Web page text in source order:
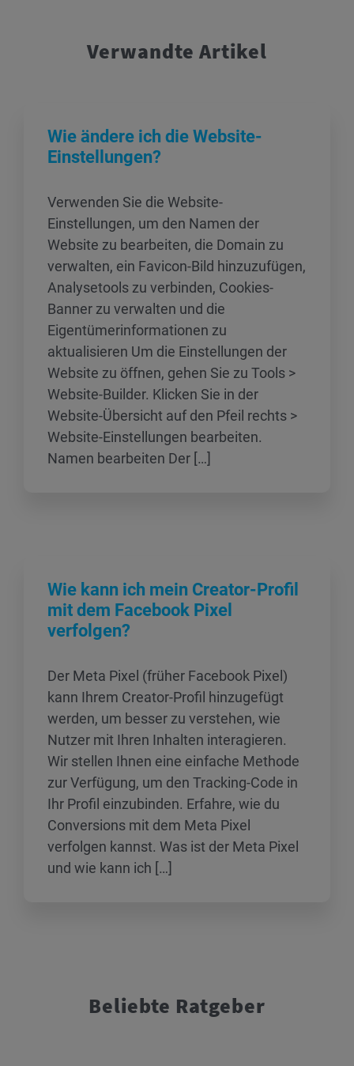
Verwandte Artikel
Wie ändere ich die Website-
Einstellungen?
Verwenden Sie die Website-
Einstellungen, um den Namen der
Website zu bearbeiten, die Domain zu
verwalten, ein Favicon-Bild hinzuzufügen,
Analysetools zu verbinden, Cookies-
Banner zu verwalten und die
Eigentümerinformationen zu
aktualisieren Um die Einstellungen der
Website zu öffnen, gehen Sie zu Tools >
Website-Builder. Klicken Sie in der
Website-Übersicht auf den Pfeil rechts >
Website-Einstellungen bearbeiten.
Namen bearbeiten Der […]
Wie kann ich mein Creator‑Profil
mit dem Facebook Pixel
verfolgen?
Der Meta Pixel (früher Facebook Pixel)
kann Ihrem Creator‑Profil hinzugefügt
werden, um besser zu verstehen, wie
Nutzer mit Ihren Inhalten interagieren.
Wir stellen Ihnen eine einfache Methode
zur Verfügung, um den Tracking‑Code in
Ihr Profil einzubinden. Erfahre, wie du
Conversions mit dem Meta Pixel
verfolgen kannst. Was ist der Meta Pixel
und wie kann ich […]
Beliebte Ratgeber